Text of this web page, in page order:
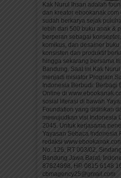
Kak Nurul Ihsan adalah
dan kreator ebookanak.com
sudah berkarya sejak
lebih dari 500 buku anak &
berperan sebagai
komikus, dan desainer
konsisten dan produktif
hingga sekarang bersama
Bandung. Saat ini Kak
menjadi inisiator Program
Indonesia Berbudi: Berbagi
Online di
sosial literasi di bawah
Foundation yang didirikan
mewujudkan visi Indonesia
2045. Untuk kerjasama
Yayasan Sebaca Indonesia
redaksi
No. 126, RT 003/02,
Bandung Jawa Barat,
87824898, HP. 0815 6148
cbmagency25@gmail.com